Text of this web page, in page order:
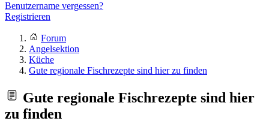
Benutzername vergessen?
Registrieren
Forum
Angelsektion
Küche
Gute regionale Fischrezepte sind hier zu finden
Gute regionale Fischrezepte sind hier
zu finden